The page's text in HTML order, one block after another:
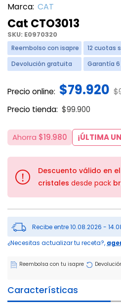
Marca: CAT
Cat CTO3013
SKU: E0970320
Reembolso con isapre
12 cuotas
Devolución gratuita
Garantía
Precio online: $79.920
Precio tienda:
Price reduced
$99.900
Ahorra $19.980 ¡ÚLTIMA
! Descuento válido en
cristales desde pack
Recibe entre 10.08.2026 -
¿Necesitas actualizar tu receta?,
Reembolsa con tu isapre
Características